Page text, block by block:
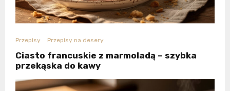
Przepisy Przepisy na desery
Ciasto francuskie z marmoladą – szybka
przekąska do kawy